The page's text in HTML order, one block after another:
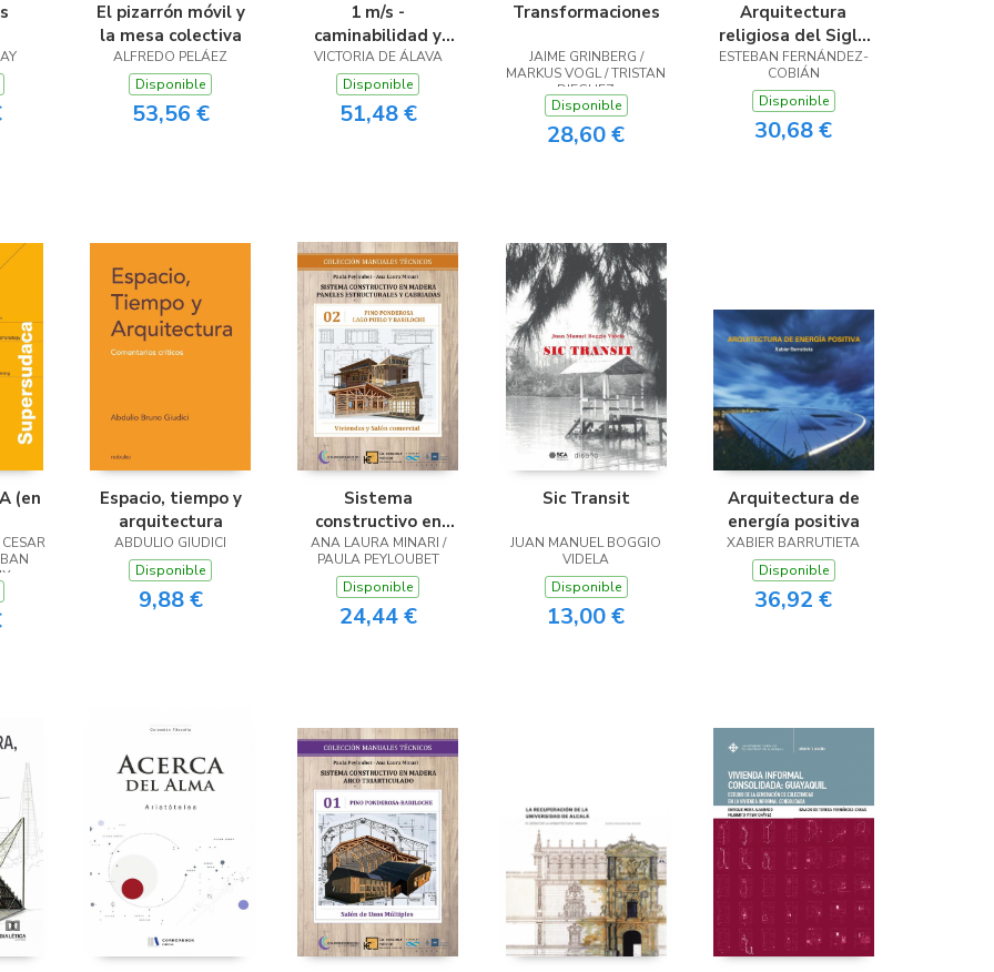
El pizarrón móvil y
la mesa colectiva
ALFREDO PELÁEZ
Disponible
53,56 €
1 m/s -
caminabilidad y
espacio público en
Montevideo
VICTORIA DE ÁLAVA
Disponible
51,48 €
Transformaciones
JAIME GRINBERG /
MARKUS VOGL / TRISTAN
DIEGUEZ
Disponible
28,60 €
Arquitectura
religiosa del Siglo
XXI en España
ESTEBAN FERNÁNDEZ-
COBIÁN
Disponible
30,68 €
(en
/
Espacio, tiempo y
arquitectura
ABDULIO GIUDICI
Disponible
9,88 €
Sistema
constructivo en
madera
ANA LAURA MINARI /
PAULA PEYLOUBET
Disponible
24,44 €
Sic Transit
JUAN MANUEL BOGGIO
VIDELA
Disponible
13,00 €
Arquitectura de
energía positiva
XABIER BARRUTIETA
Disponible
36,92 €